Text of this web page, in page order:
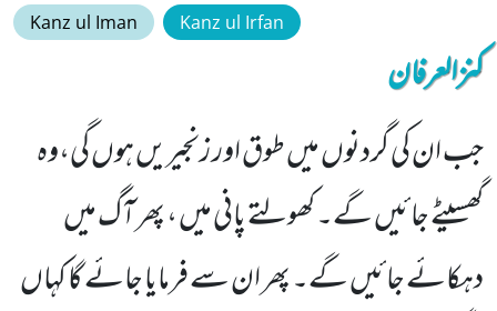
Kanz ul Iman Kanz ul Irfan
کنزالعرفان
جب ان کی گردنوں میں طوق اور زنجیریں ہوں گی،وہ
گھسیٹے جائیں گے۔ کھولتے پانی میں ، پھر آگ میں
دہکائے جائیں گے۔ پھر ان سے فرمایا جائے گا کہاں